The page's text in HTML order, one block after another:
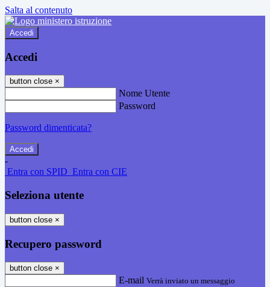
Salta al contenuto
Accedi
Accedi
button close ×
Nome Utente
Password
Password dimenticata?
-
Entra con SPID Entra con CIE
Seleziona utente
button close ×
Recupero password
button close ×
E-mail Verrà inviato un messaggio